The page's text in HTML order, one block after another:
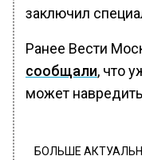
заключил
Ранее Вести
сообщали, что
может
БОЛЬШЕ